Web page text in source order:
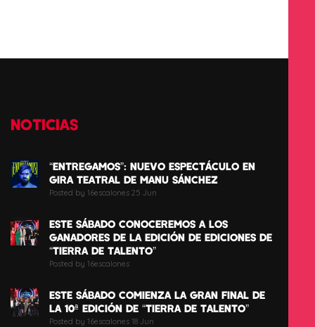
NOTICIAS
“ENTREGAMOS”: NUEVO ESPECTÁCULO EN
GIRA TEATRAL DE MANU SÁNCHEZ
Posted by 16escalones 25 Jun
ESTE SÁBADO CONOCEREMOS A LOS
GANADORES DE LA EDICIÓN DE EDICIONES DE
“TIERRA DE TALENTO”
Posted by 16escalones
ESTE SÁBADO COMIENZA LA GRAN FINAL DE
LA 10ª EDICIÓN DE “TIERRA DE TALENTO”
Posted by 16escalones 18 Jun